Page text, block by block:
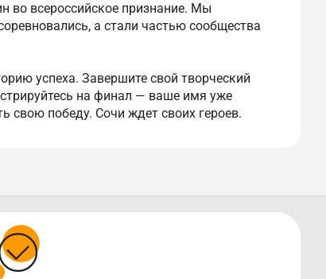
во всероссийское признание. Мы
а стали частью сообщества
успеха. Завершите свой творческий
на финал — ваше имя уже
свою победу. Сочи ждет своих героев.